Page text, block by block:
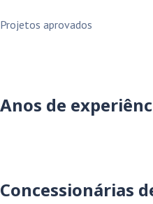
Projetos aprovados
Anos de
Concessionárias